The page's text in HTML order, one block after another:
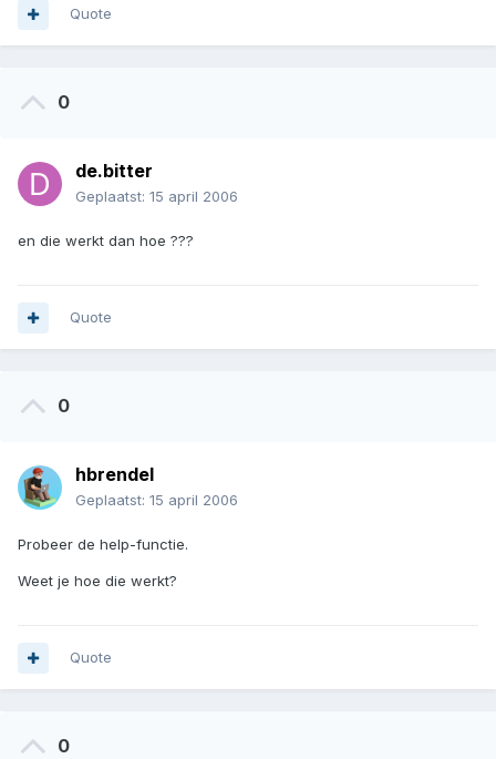
Quote
0
de.bitter
Geplaatst: 15 april 2006
en die werkt dan hoe ???
Quote
0
hbrendel
Geplaatst: 15 april 2006
Probeer de help-functie.
Weet je hoe die werkt?
Quote
0